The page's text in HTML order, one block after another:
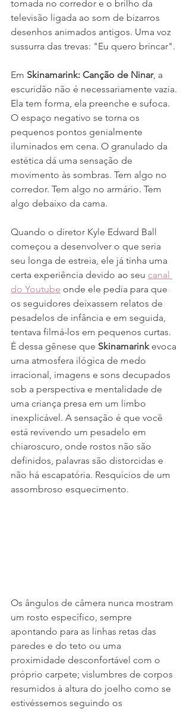
tomada no corredor e o brilho da
televisão ligada ao som de bizarros
desenhos animados antigos. Uma voz
sussurra das trevas: "Eu quero brincar".
Em Skinamarink: Canção de Ninar, a
escuridão não é necessariamente vazia.
Ela tem forma, ela preenche e sufoca.
O espaço negativo se torna os
pequenos pontos genialmente
iluminados em cena. O granulado da
estética dá uma sensação de
movimento às sombras. Tem algo no
corredor. Tem algo no armário. Tem
algo debaixo da cama.
Quando o diretor Kyle Edward Ball
começou a desenvolver o que seria
seu longa de estreia, ele já tinha uma
certa experiência devido ao seu canal
do Youtube onde ele pedia para que
os seguidores deixassem relatos de
pesadelos de infância e em seguida,
tentava filmá-los em pequenos curtas.
É dessa gênese que Skinamarink evoca
uma atmosfera ilógica de medo
irracional, imagens e sons decupados
sob a perspectiva e mentalidade de
uma criança presa em um limbo
inexplicável. A sensação é que você
está revivendo um pesadelo em
chiaroscuro, onde rostos não são
definidos, palavras são distorcidas e
não há escapatória. Resquícios de um
assombroso esquecimento.
Os ângulos de câmera nunca mostram
um rosto específico, sempre
apontando para as linhas retas das
paredes e do teto ou uma
proximidade desconfortável com o
próprio carpete; vislumbres de corpos
resumidos à altura do joelho como se
estivéssemos seguindo os